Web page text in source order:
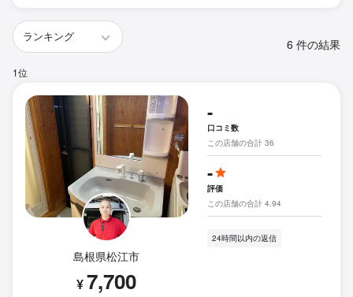
6 件の結果
1位
島根県松江市
¥7,700
-
口コミ数
この店舗の合計 36
-
評価
この店舗の合計 4.94
24時間以内の返信